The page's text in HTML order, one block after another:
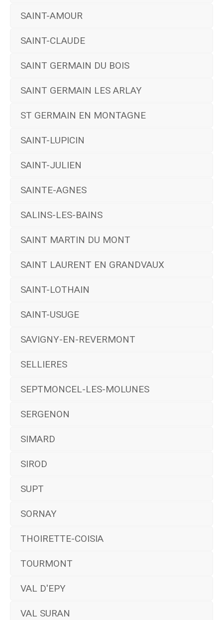
SAINT-AMOUR
SAINT-CLAUDE
SAINT GERMAIN DU BOIS
SAINT GERMAIN LES ARLAY
ST GERMAIN EN MONTAGNE
SAINT-LUPICIN
SAINT-JULIEN
SAINTE-AGNES
SALINS-LES-BAINS
SAINT MARTIN DU MONT
SAINT LAURENT EN GRANDVAUX
SAINT-LOTHAIN
SAINT-USUGE
SAVIGNY-EN-REVERMONT
SELLIERES
SEPTMONCEL-LES-MOLUNES
SERGENON
SIMARD
SIROD
SUPT
SORNAY
THOIRETTE-COISIA
TOURMONT
VAL D'EPY
VAL SURAN